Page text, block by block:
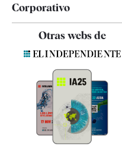
Corporativo
Contacto
Quiénes somos
Especificaciones
Otras webs de